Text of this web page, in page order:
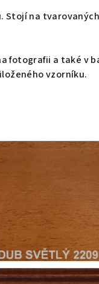
Stojí na
fotografii a také v
vzorníku.